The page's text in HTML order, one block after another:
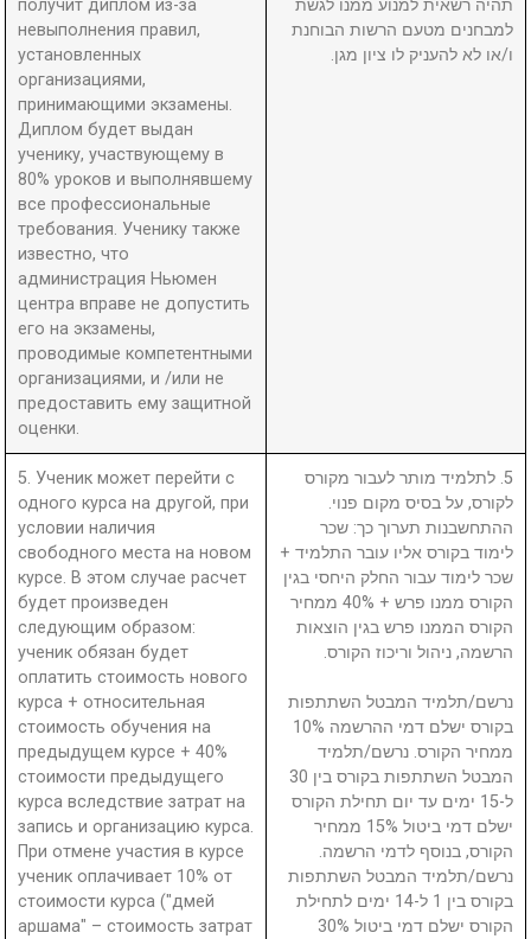
получит диплом из-за
невыполнения правил,
установленных
организациями,
принимающими экзамены.
Диплом будет выдан
ученику, участвующему в
80% уроков и выполнявшему
все профессиональные
требования. Ученику также
известно, что
администрация Ньюмен
центра вправе не допустить
его на экзамены,
проводимые компетентными
организациями, и /или не
предоставить ему защитной
оценки.
תהיה רשאית למנוע ממנו לגשת
למבחנים מטעם הרשות הבוחנת
ו/או לא להעניק לו ציון מגן.
5. Ученик может перейти с
одного курса на другой, при
условии наличия
свободного места на новом
курсе. В этом случае расчет
будет произведен
следующим образом:
ученик обязан будет
оплатить стоимость нового
курса + относительная
стоимость обучения на
предыдущем курсе + 40%
стоимости предыдущего
курса вследствие затрат на
запись и организацию курса.
При отмене участия в курсе
ученик оплачивает 10% от
стоимости курса ("дмей
аршама" – стоимость затрат
5. לתלמיד מותר לעבור מקורס
לקורס, על בסיס מקום פנוי.
ההתחשבנות תערוך כך: שכר
לימוד בקורס אליו עובר התלמיד +
שכר לימוד עבור החלק היחסי בגין
הקורס ממנו פרש + 40% ממחיר
הקורס הממנו פרש בגין הוצאות
הרשמה, ניהול וריכוז הקורס.
נרשם/תלמיד המבטל השתתפות
בקורס ישלם דמי ההרשמה 10%
ממחיר הקורס. נרשם/תלמיד
המבטל השתתפות בקורס בין 30
ל-15 ימים עד יום תחילת הקורס
ישלם דמי ביטול 15% ממחיר
הקורס, בנוסף לדמי הרשמה.
נרשם/תלמיד המבטל השתתפות
בקורס בין 1 ל-14 ימים לתחילת
הקורס ישלם דמי ביטול 30%